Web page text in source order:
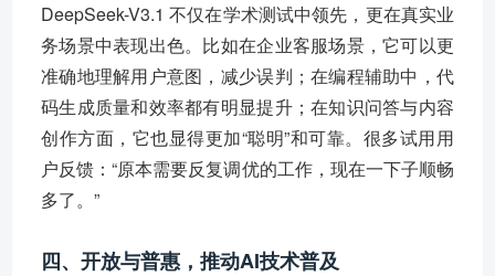
DeepSeek-V3.1 不仅在学术测试中领先，更在真实业
务场景中表现出色。比如在企业客服场景，它可以更
准确地理解用户意图，减少误判；在编程辅助中，代
码生成质量和效率都有明显提升；在知识问答与内容
创作方面，它也显得更加“聪明”和可靠。很多试用用
户反馈：“原本需要反复调优的工作，现在一下子顺畅
多了。”
四、开放与普惠，推动AI技术普及